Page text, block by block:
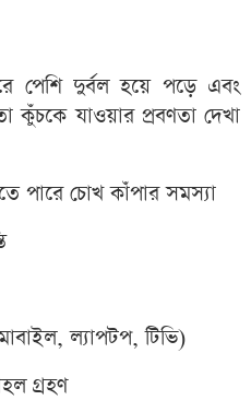
পেশি দুর্বল হয়ে পড়ে এবং
কুঁচকে যাওয়ার প্রবণতা দেখা
পারে চোখ কাঁপার সমস্যা
ল্যাপটপ, টিভি)
গ্রহণ